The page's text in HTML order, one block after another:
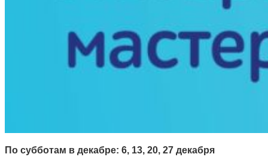
По субботам в декабре: 6, 13, 20, 27 декабря